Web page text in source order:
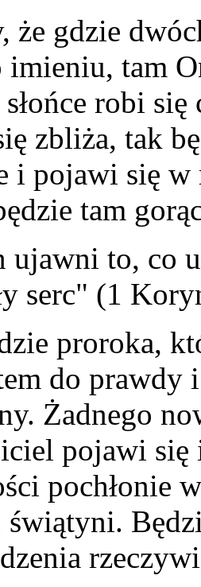
że gdzie
imieniu, tam
robi się
zbliża, tak
i pojawi się w
tam
ujawni to, co
serc" (1
proroka,
do prawdy
Żadnego
pojawi się
pochłonie
świątyni.